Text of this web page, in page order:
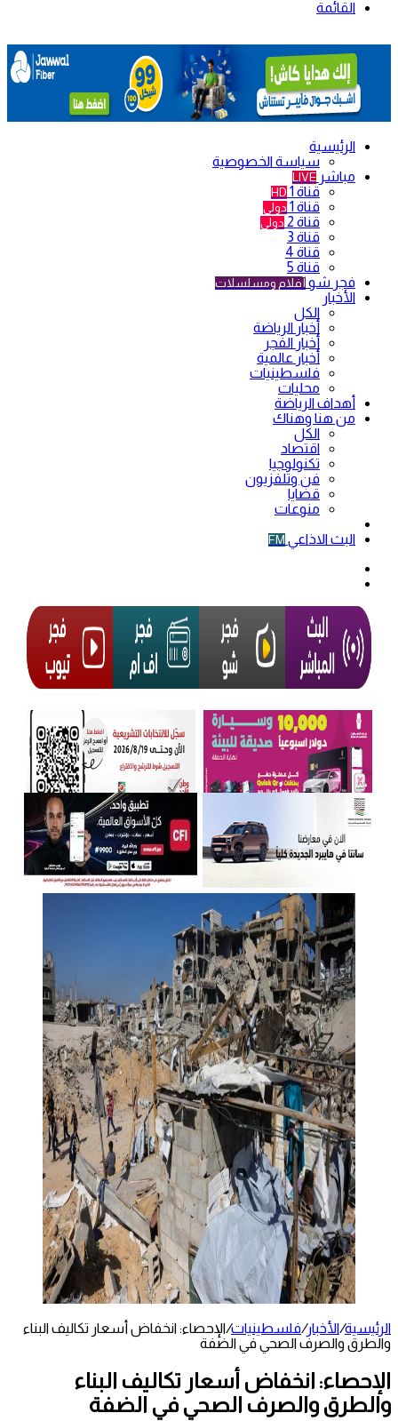
القائمة
الرئيسية
سياسة الخصوصية
مباشر LIVE
قناة 1 HD
قناة 1 دولي
قناة 2 دولي
قناة 3
قناة 4
قناة 5
فجر شو أفلام ومسلسلات
الأخبار
الكل
أخبار الرياضة
أخبار الفجر
أخبار عالمية
فلسطينيات
محليات
أهداف الرياضة
من هنا وهناك
الكل
اقتصاد
تكنولوجيا
فن وتلفزيون
قضايا
منوعات
البث الاذاعي FM
الرئيسية/الأخبار/فلسطينيات/الإحصاء: انخفاض أسعار تكاليف البناء
والطرق والصرف الصحي في الضفة
الإحصاء: انخفاض أسعار تكاليف البناء
والطرق والصرف الصحي في الضفة